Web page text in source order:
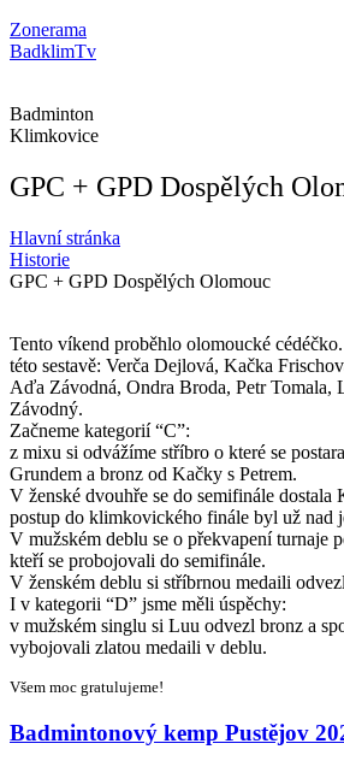
Zonerama
BadklimTv
Badminton
Klimkovice
GPC + GPD Dospělých
Hlavní stránka
Historie
GPC + GPD Dospělých Olomouc
Tento víkend proběhlo olomoucké
této sestavě: Verča Dejlová, Kačka
Aďa Závodná, Ondra Broda, Petr Tomala,
Závodný.
Začneme kategorií “C”:
z mixu si odvážíme stříbro o které se
Grundem a bronz od Kačky s Petrem.
V ženské dvouhře se do semifinále dostala
postup do klimkovického finále byl už nad
V mužském deblu se o překvapení turnaje
kteří se probojovali do semifinále.
V ženském deblu si stříbrnou medaili
I v kategorii “D” jsme měli úspěchy:
v mužském singlu si Luu odvezl bronz a
vybojovali zlatou medaili v deblu.
Všem moc gratulujeme!
Badmintonový kemp Pustějov